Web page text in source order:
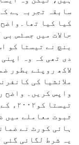
سابقہ تجربہ ہے
کیا کیا
حالات میں جسٹس
بنچ نے تیستا کو
لاکھ روپئے بطور
ملائشیا کی
واپس کریں۔ واضح
ثبوت معاملے میں
ہائی کورٹ نے
یہ شرط لگائی